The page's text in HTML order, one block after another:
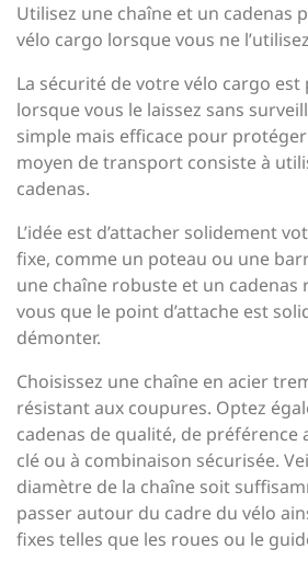
Utilisez une chaîne et un cadenas
vélo cargo lorsque vous ne
La sécurité de votre vélo cargo
lorsque vous le laissez sans
simple mais efficace pour
moyen de transport consiste à
cadenas.
L’idée est d’attacher solidement
fixe, comme un poteau ou une
une chaîne robuste et un cadenas
vous que le point d’attache est
démonter.
Choisissez une chaîne en acier
résistant aux coupures. Optez
cadenas de qualité, de préférence
clé ou à combinaison sécurisée.
diamètre de la chaîne soit
passer autour du cadre du vélo
fixes telles que les roues ou le